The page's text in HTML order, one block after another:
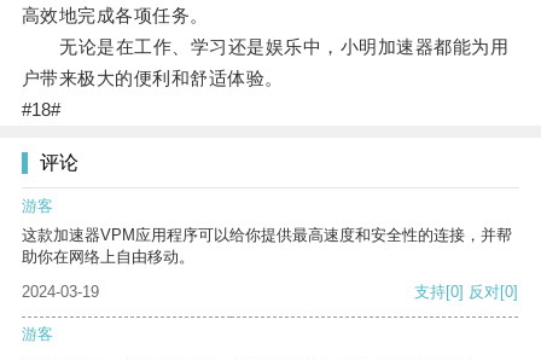
高效地完成各项任务。
无论是在工作、学习还是娱乐中，小明加速器都能为用
户带来极大的便利和舒适体验。
#18#
评论
游客
这款加速器VPM应用程序可以给你提供最高速度和安全性的连接，并帮
助你在网络上自由移动。
2024-03-19
支持[0] 反对[0]
游客